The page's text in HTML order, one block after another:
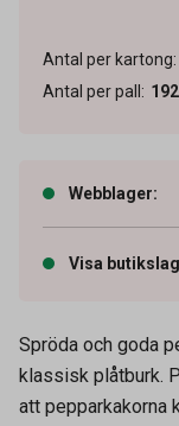
Antal per kartong:
Antal per pall : 192
Webblager:
Visa
Spröda och goda
klassisk plåtburk.
att pepparkakorna
Tidigare
Leverantörens